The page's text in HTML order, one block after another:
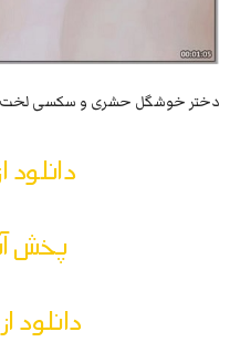
دختر خوشگل حشری و سکسی لخت
دانلود
پخش
دانلود